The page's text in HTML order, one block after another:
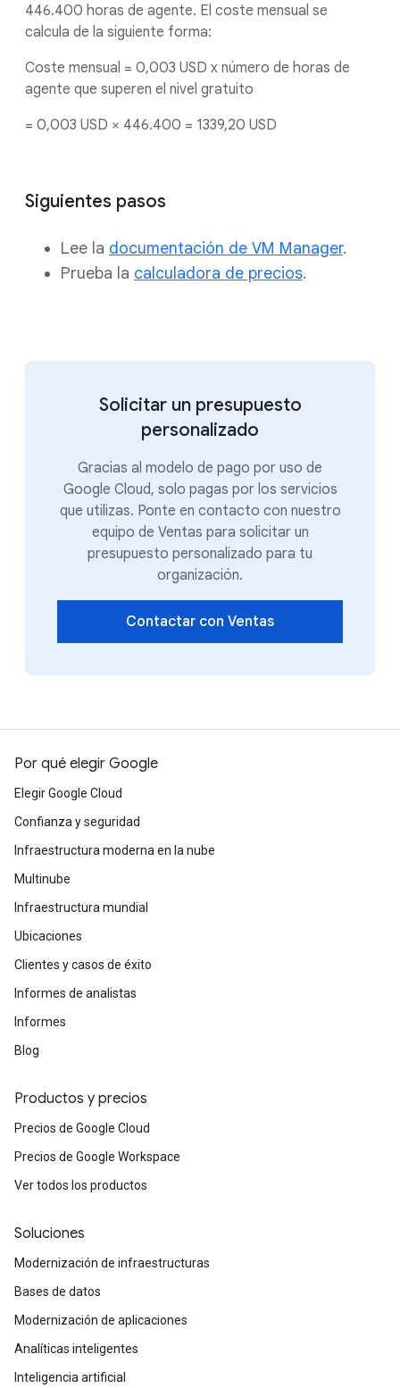
446.400 horas de agente. El coste mensual se
calcula de la siguiente forma:
Coste mensual = 0,003 USD x número de horas de
agente que superen el nivel gratuito
= 0,003 USD × 446.400 = 1339,20 USD
Siguientes pasos
Lee la documentación de VM Manager.
Prueba la calculadora de precios.
Solicitar un presupuesto
personalizado
Gracias al modelo de pago por uso de
Google Cloud, solo pagas por los servicios
que utilizas. Ponte en contacto con nuestro
equipo de Ventas para solicitar un
presupuesto personalizado para tu
organización.
Contactar con Ventas
Por qué elegir Google
Elegir Google Cloud
Confianza y seguridad
Infraestructura moderna en la nube
Multinube
Infraestructura mundial
Ubicaciones
Clientes y casos de éxito
Informes de analistas
Informes
Blog
Productos y precios
Precios de Google Cloud
Precios de Google Workspace
Ver todos los productos
Soluciones
Modernización de infraestructuras
Bases de datos
Modernización de aplicaciones
Analíticas inteligentes
Inteligencia artificial